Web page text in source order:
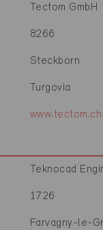
Tectom GmbH
8266
Steckborn
Turgovia
www.tectom.ch
Teknocad
1726
Farvagny-le-